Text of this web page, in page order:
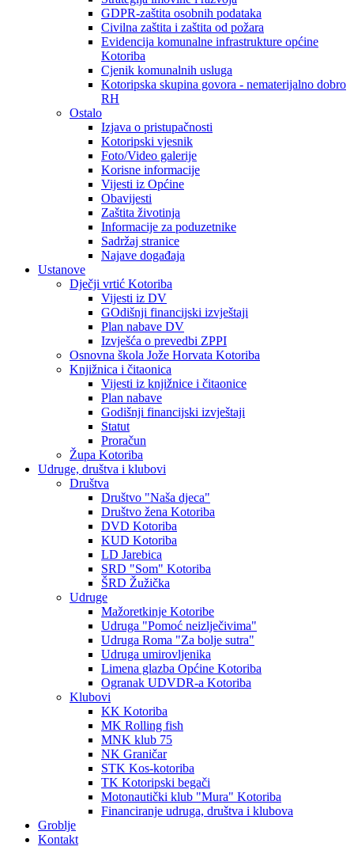
GDPR-zaštita osobnih podataka
Civilna zaštita i zaštita od požara
Evidencija komunalne infrastrukture općine
Kotoriba
Cjenik komunalnih usluga
Kotoripska skupina govora - nematerijalno dobro
RH
Ostalo
Izjava o pristupačnosti
Kotoripski vjesnik
Foto/Video galerije
Korisne informacije
Vijesti iz Općine
Obavijesti
Zaštita životinja
Informacije za poduzetnike
Sadržaj stranice
Najave događaja
Ustanove
Dječji vrtić Kotoriba
Vijesti iz DV
GOdišnji financijski izvještaji
Plan nabave DV
Izvješća o prevedbi ZPPI
Osnovna škola Jože Horvata Kotoriba
Knjižnica i čitaonica
Vijesti iz knjižnice i čitaonice
Plan nabave
Godišnji financijski izvještaji
Statut
Proračun
Župa Kotoriba
Udruge, društva i klubovi
Društva
Društvo "Naša djeca"
Društvo žena Kotoriba
DVD Kotoriba
KUD Kotoriba
LD Jarebica
SRD "Som" Kotoriba
ŠRD Žužička
Udruge
Mažoretkinje Kotoribe
Udruga "Pomoć neizlječivima"
Udruga Roma "Za bolje sutra"
Udruga umirovljenika
Limena glazba Općine Kotoriba
Ogranak UDVDR-a Kotoriba
Klubovi
KK Kotoriba
MK Rolling fish
MNK klub 75
NK Graničar
STK Kos-kotoriba
TK Kotoripski begači
Motonautički klub "Mura" Kotoriba
Financiranje udruga, društva i klubova
Groblje
Kontakt